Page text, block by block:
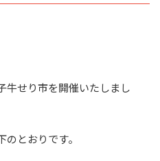
牛せり市を開催いたしまし
とおりです。